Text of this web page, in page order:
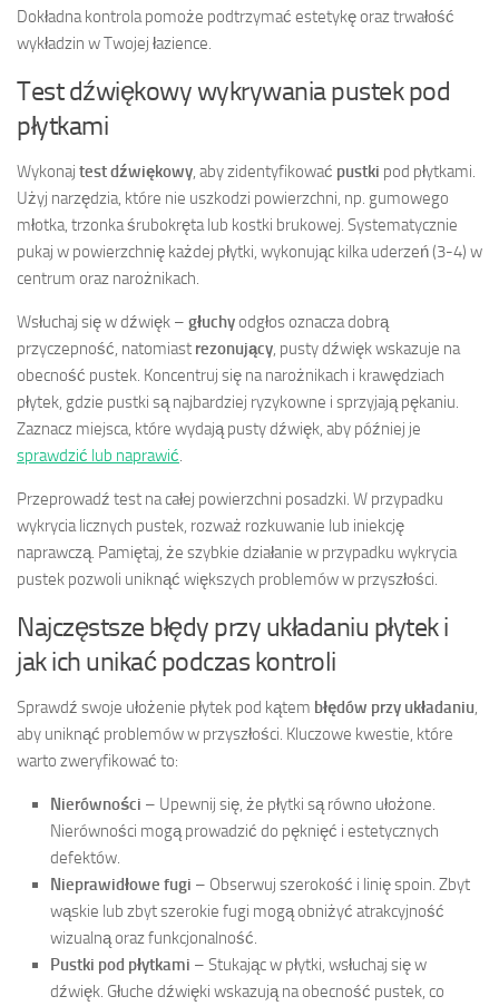
Dokładna kontrola pomoże podtrzymać estetykę oraz trwałość
wykładzin w Twojej łazience.
Test dźwiękowy wykrywania pustek pod
płytkami
Wykonaj test dźwiękowy , aby zidentyfikować pustki pod płytkami.
Użyj narzędzia, które nie uszkodzi powierzchni, np. gumowego
młotka, trzonka śrubokręta lub kostki brukowej. Systematycznie
pukaj w powierzchnię każdej płytki, wykonując kilka uderzeń (3-4) w
centrum oraz narożnikach.
Wsłuchaj się w dźwięk – głuchyodgłos oznacza dobrą
przyczepność, natomiast rezonujący , pusty dźwięk wskazuje na
obecność pustek. Koncentruj się na narożnikach i krawędziach
płytek, gdzie pustki są najbardziej ryzykowne i sprzyjają pękaniu.
Zaznacz miejsca, które wydają pusty dźwięk, aby później je
sprawdzić lub naprawić
Przeprowadź test na całej powierzchni posadzki. W przypadku
wykrycia licznych pustek, rozważ rozkuwanie lub iniekcję
naprawczą. Pamiętaj, że szybkie działanie w przypadku wykrycia
pustek pozwoli uniknąć większych problemów w przyszłości.
Najczęstsze błędy przy układaniu płytek i
jak ich unikać podczas kontroli
Sprawdź swoje ułożenie płytek pod kątem błędów przy układaniu
aby uniknąć problemów w przyszłości. Kluczowe kwestie, które
warto zweryfikować to:
Nierówności – Upewnij się, że płytki są równo ułożone.
Nierówności mogą prowadzić do pęknięć i estetycznych
defektów.
Nieprawidłowe fugi – Obserwuj szerokość i linię spoin. Zbyt
wąskie lub zbyt szerokie fugi mogą obniżyć atrakcyjność
wizualną oraz funkcjonalność.
Pustki pod płytkami – Stukając w płytki, wsłuchaj się w
dźwięk. Głuche dźwięki wskazują na obecność pustek, co